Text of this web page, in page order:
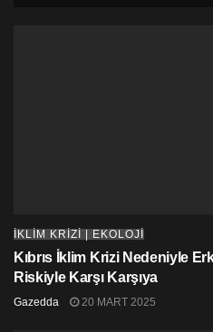
İKLİM KRİZİ | EKOLOJİ
Kıbrıs İklim Krizi Nedeniyle
Riskiyle Karşı Karşıya
Gazedda 20 MART 2025